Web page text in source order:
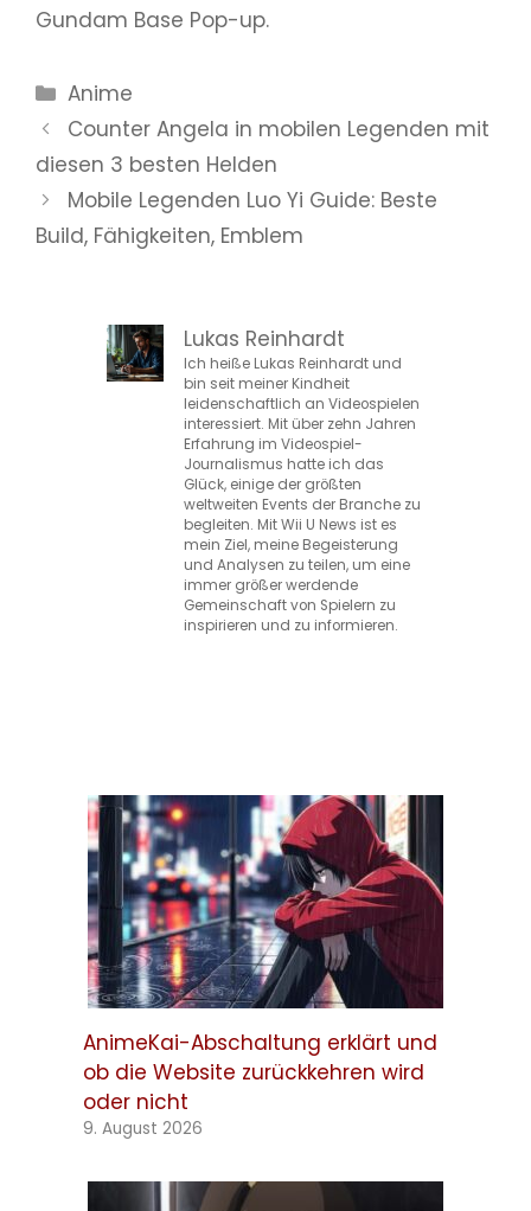
Gundam Base Pop-up.
Kategorien
Anime
Counter Angela in mobilen Legenden mit
diesen 3 besten Helden
Mobile Legenden Luo Yi Guide: Beste
Build, Fähigkeiten, Emblem
Lukas Reinhardt
Ich heiße Lukas Reinhardt und
bin seit meiner Kindheit
leidenschaftlich an Videospielen
interessiert. Mit über zehn Jahren
Erfahrung im Videospiel-
Journalismus hatte ich das
Glück, einige der größten
weltweiten Events der Branche zu
begleiten. Mit Wii U News ist es
mein Ziel, meine Begeisterung
und Analysen zu teilen, um eine
immer größer werdende
Gemeinschaft von Spielern zu
inspirieren und zu informieren.
AnimeKai-Abschaltung erklärt und
ob die Website zurückkehren wird
oder nicht
9. August 2026